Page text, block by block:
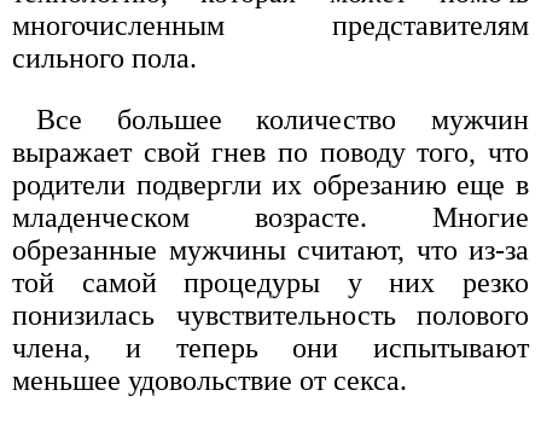
многочисленным представителям
сильного пола.
Все большее количество мужчин
выражает свой гнев по поводу того, что
родители подвергли их обрезанию еще в
младенческом возрасте. Многие
обрезанные мужчины считают, что из-за
той самой процедуры у них резко
понизилась чувствительность полового
члена, и теперь они испытывают
меньшее удовольствие от секса.